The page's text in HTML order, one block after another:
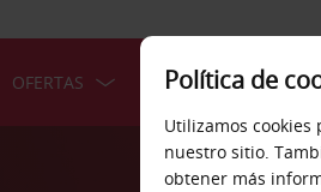
OFERTAS COCHES
Política de
Utilizamos
nuestro sitio.
obtener más